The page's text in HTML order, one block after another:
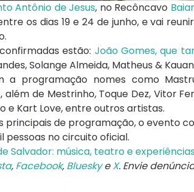
Antônio de Jesus, no Recôncavo
os dias 19 e 24 de junho, e vai
estão: João Gomes, que
,Solange Almeida, Matheus & Kauan
a programação nomes como
além de Mestrinho, Toque Dez, Vitor
e Kart Love, entre outros artistas.
principais de programação, o evento
pessoas no circuito oficial.
Salvador: música, teatro e
, Facebook, BlueskyeX. Envie